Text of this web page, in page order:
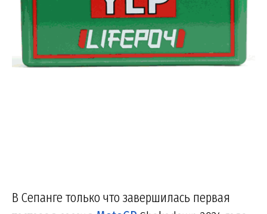
В Сепанге только что завершилась первая